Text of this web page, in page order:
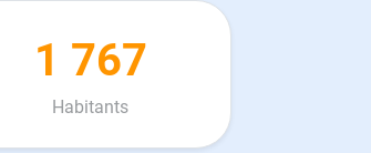
1 767
Habitants